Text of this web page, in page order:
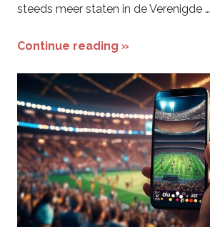
d
t
i
p
s
steeds meer staten in de Verenigde …
Continue reading »